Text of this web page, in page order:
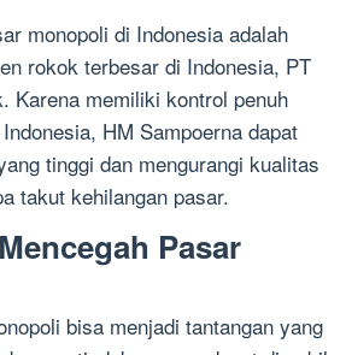
monopoli di Indonesia adalah
rokok terbesar di Indonesia, PT
Karena memiliki kontrol penuh
HM Sampoerna dapat
tinggi dan mengurangi kualitas
takut kehilangan pasar.
Pasar
bisa menjadi tantangan yang